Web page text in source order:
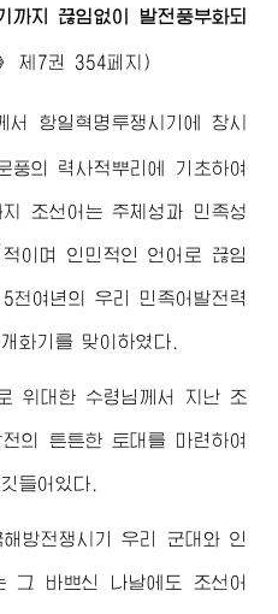
까지 끊임없이 발전풍부화되
제7권 354페지)
서 항일혁명투쟁시기에 창시
풍의 력사적뿌리에 기초하여
조선어는 주체성과 민족성
이며 인민적인 언어로 끊임
천여년의 우리 민족어발전력
화기를 맞이하였다.
위대한 수령님 께서 지난 조
의 튼튼한 토대를 마련하여
들어있다.
방전쟁시기 우리 군대와 인
그 바쁘신 나날에도 조선어